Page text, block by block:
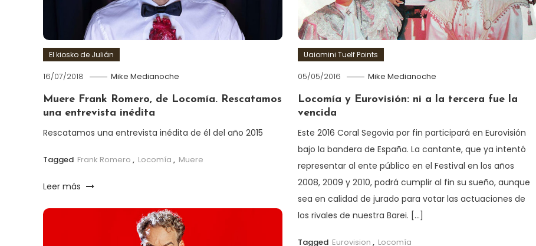
El kiosko de Julián
16/07/2018 Mike Medianoche
Muere Frank Romero, de Locomía. Rescatamos
una entrevista inédita
Rescatamos una entrevista inédita de él del año 2015
Tagged Frank Romero , Locomía , Muere
Leer más
Uaiomini Tuelf Points
05/05/2016 Mike Medianoche
Locomía y Eurovisión: ni a la tercera fue la
vencida
Este 2016 Coral Segovia por fin participará en Eurovisión
bajo la bandera de España. La cantante, que ya intentó
representar al ente público en el Festival en los años
2008, 2009 y 2010, podrá cumplir al fin su sueño, aunque
sea en calidad de jurado para votar las actuaciones de
los rivales de nuestra Barei. […]
Tagged Eurovision , Locomía